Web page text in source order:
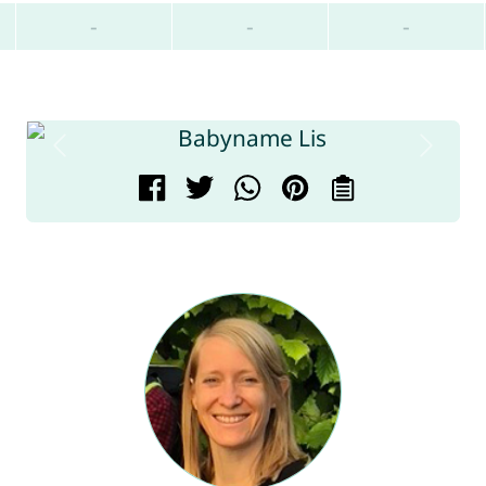
- - -